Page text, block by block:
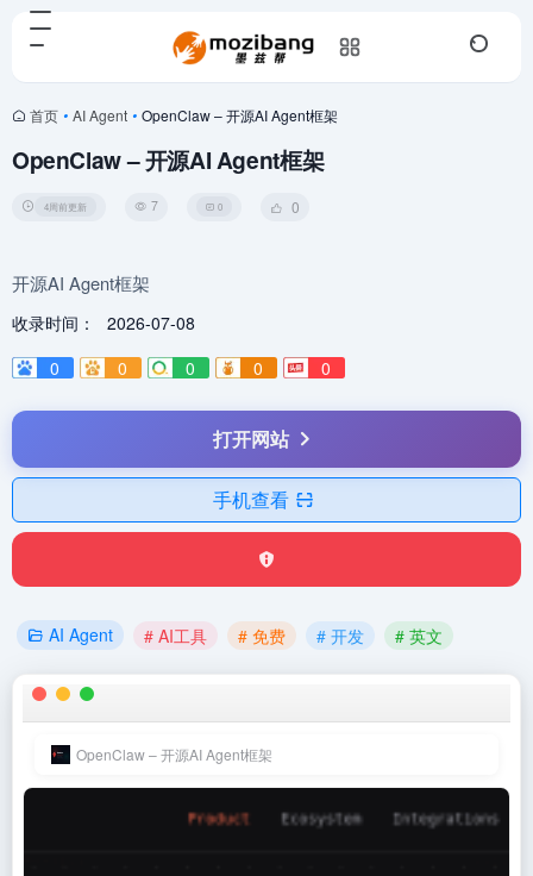
首页 • AI Agent • OpenClaw – 开源AI Agent框架
OpenClaw – 开源AI Agent框架
4周前更新 7 0 0
开源AI Agent框架
收录时间：
2026-07-08
0
0 0 0 0
打开网站
手机查看
AI Agent # AI工具 # 免费 # 开发 # 英文
OpenClaw – 开源AI Agent框架